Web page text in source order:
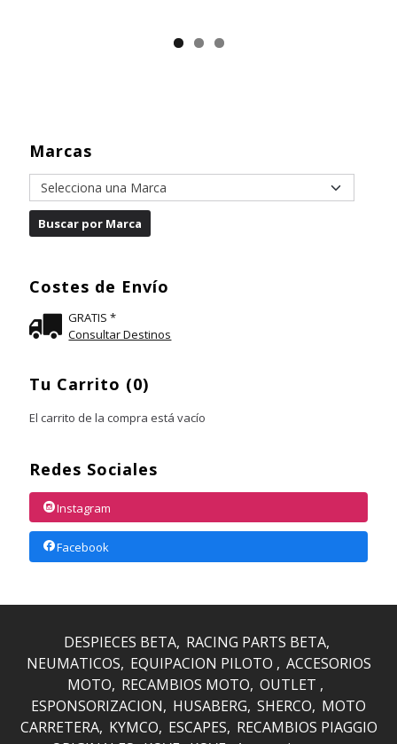
Marcas
Costes de Envío
GRATIS *
Consultar Destinos
Tu Carrito (0)
El carrito de la compra está vacío
Redes Sociales
Instagram
Facebook
DESPIECES BETA RACING PARTS BETA
NEUMATICOS EQUIPACION PILOTO
ACCESORIOS
MOTO RECAMBIOS MOTO OUTLET
ESPONSORIZACION
HUSABERG SHERCO MOTO
CARRETERA KYMCO ESCAPES RECAMBIOS PIAGGIO